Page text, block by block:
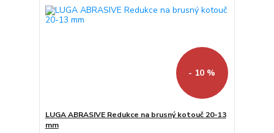
- 10 %
LUGA ABRASIVE Redukce na brusný kotouč 20-13
mm